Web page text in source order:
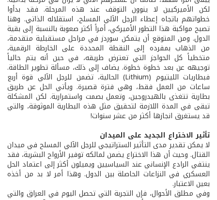
لكن الأميركيين لا ينوون التوقف عند هذه المرحلة. فقد بدأوا
خطواتهم باتجاه إعطاء الرجل الآلي المسلح، استقلاله الذاتي. وهنا
تصبح مواكبة هذا التطور الأميركي، أمراً أكثر صعوبة بالنسبة إلى بقية
الدول. ومن المتوقع أن يتمكن سوردز في مراحل مستقبلية متقدمة،
من الذهاب بمفرده إلى النقطة المحددة على الخارطة الرقمية،
متخطياً كل الحواجز التي تعترض طريقه، في حين أنه يتم حالياً
توجيهه عن بعد خطوة خطوة. يضاف إلى ذلك، مسألة تطوير الطاقة.
فبطاريات الليتيوم (Lithium) الحالية، تضمن للرجل الآلي قوة أربع
ساعات من العمل فقط، وهي فترة قصيرة. ويأتي الحل عن طريق
بطارية تتغذى بالهيدروجين، وتعمل بصمت واستمرارية. لكن المشكلة
تبقى في المدة اللازمة لتحقيق مثل هذه البطارية الموثوقة، والتي
قد يستغرق انجازها أكثر من عشر سنوات!
تأثير الاختراع الجديد على الميدان
لا يمكن تقدير مدى التأثير الستراتيجي للرجل الآلي المسلح في ميدان
القتال. وحيث أن هذا الاختراع يضمن لمالكه توفير الأرواح البشرية، فقد
ينتفي الرادع الإنساني عند السياسيين ويميلون أكثر إلى اعتماد الحل
العسكري في النزاعات الحاصلة بين الدول. وهذا أمر لا بد من أخذه
بعين الاعتبار.
وفي مطلق الأحوال، فإن التجربة التي تحصل اليوم في العراق والتي